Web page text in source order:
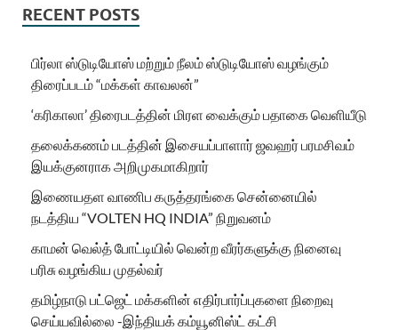
RECENT POSTS
பிர்லா ஸ்டுடியோஸ் மற்றும் நீலம் ஸ்டுடியோஸ் வழங்கும்
திரைப்படம் “மக்கள் காவலன்”
‘கரிகாலா’ திரைபடத்தின் மிரள வைக்கும் பதாகை வெளியீடு
தலைக்கணம் படத்தின் இசையப்பாளார் ஜவஹர் பரமசிவம்
இயக்குனராக அறிமுகமாகிறார்
இணையதள வாணிப கருத்தரங்கை சென்னையில்
நடத்திய “VOLTEN HQ INDIA” நிறுவனம்
காமன் வெல்த் போட்டியில் வென்ற வீரர்களுக்கு நினைவு
பரிசு வழங்கிய முதல்வர்
தமிழ்நாடு பட்ஜெட் மக்களின் எதிர்பார்ப்புகளை நிறைவு
செய்யவில்லை -இந்தியக் கம்யூனிஸ்ட் கட்சி